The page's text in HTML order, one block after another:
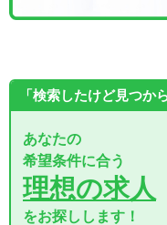
「検索したけど見つか
あなたの
希望条件に合う
理想の求人
をお探しします！